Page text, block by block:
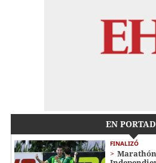
EN
FINALIZÓ